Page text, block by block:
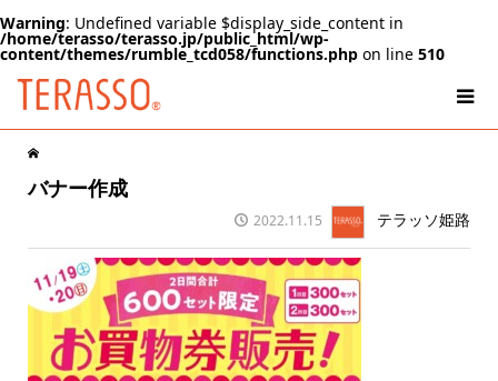
Warning: Undefined variable $display_side_content in
/home/terasso/terasso.jp/public_html/wp-
content/themes/rumble_tcd058/functions.php on line 510
バナー作成
2022.11.15 テラッソ姫路